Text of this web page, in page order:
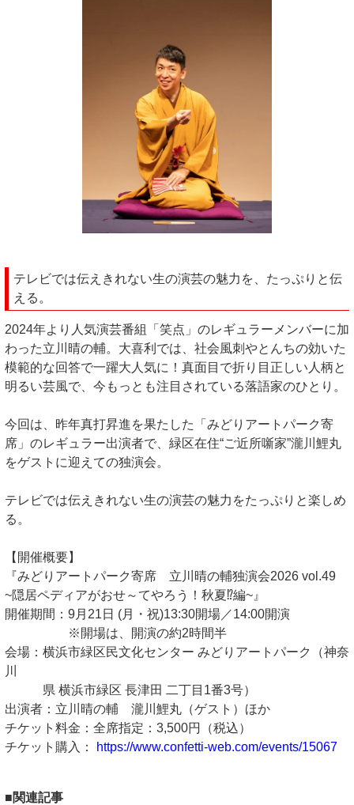
テレビでは伝えきれない生の演芸の魅力を、たっぷりと伝
える。
2024年より人気演芸番組「笑点」のレギュラーメンバーに加
わった立川晴の輔。大喜利では、社会風刺やとんちの効いた
模範的な回答で一躍大人気に！真面目で折り目正しい人柄と
明るい芸風で、今もっとも注目されている落語家のひとり。
今回は、昨年真打昇進を果たした「みどりアートパーク寄
席」のレギュラー出演者で、緑区在住“ご近所噺家”瀧川鯉丸
をゲストに迎えての独演会。
テレビでは伝えきれない生の演芸の魅力をたっぷりと楽しめ
る。
【開催概要】
『みどりアートパーク寄席 立川晴の輔独演会2026 vol.49
~隠居ペディアがおせ～てやろう！秋夏⁉編~』
開催期間：9月21日 (月・祝)13:30開場／14:00開演
※開場は、開演の約2時間半
会場：横浜市緑区民文化センター みどりアートパーク（神奈
川
県 横浜市緑区 長津田 二丁目1番3号）
出演者：立川晴の輔 瀧川鯉丸（ゲスト）ほか
チケット料金：全席指定：3,500円（税込）
チケット購入：
https://www.confetti-web.com/events/15067
■関連記事